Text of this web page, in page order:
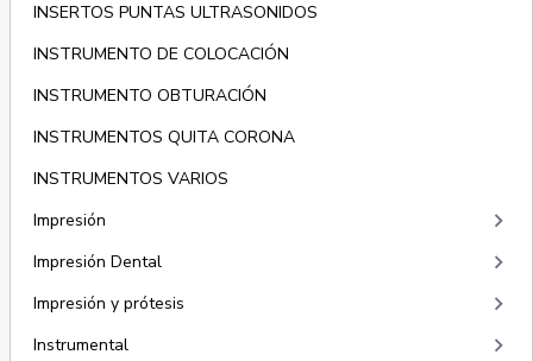
INSERTOS PUNTAS ULTRASONIDOS
INSTRUMENTO DE COLOCACIÓN
INSTRUMENTO OBTURACIÓN
INSTRUMENTOS QUITA CORONA
INSTRUMENTOS VARIOS
Impresión
keyboard_arrow_right
Impresión Dental keyboard_arrow_right
Impresión y prótesis keyboard_arrow_right
Instrumental keyboard_arrow_right